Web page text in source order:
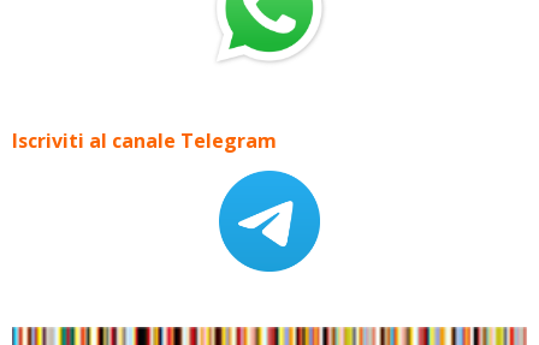
Iscriviti al canale Telegram